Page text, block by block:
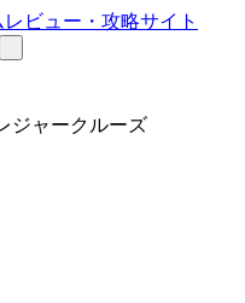
ジャークルーズ